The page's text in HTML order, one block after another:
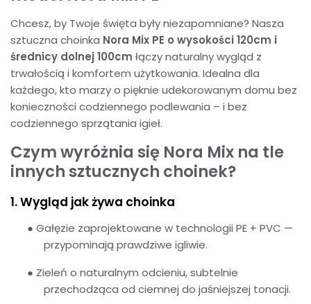
Chcesz, by Twoje święta były niezapomniane? Nasza
sztuczna choinka Nora Mix PE o wysokości 120cm i
średnicy dolnej 100cm łączy naturalny wygląd z
trwałością i komfortem użytkowania. Idealna dla
każdego, kto marzy o pięknie udekorowanym domu bez
konieczności codziennego podlewania – i bez
codziennego sprzątania igieł.
Czym wyróżnia się Nora Mix na tle
innych sztucznych choinek?
1. Wygląd jak żywa choinka
● Gałęzie zaprojektowane w technologii PE + PVC —
przypominają prawdziwe igliwie.
● Zieleń o naturalnym odcieniu, subtelnie
przechodząca od ciemnej do jaśniejszej tonacji.